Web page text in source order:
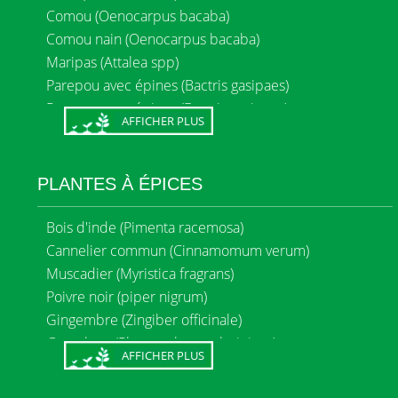
Cedrat (Citrus medica)
Cerise cotelette (Eugenia uniflora)
Cerise peyi/ acerola (Malpighia punicifolia ou
emarginata)
Cerisier jamaïque (Muntingia calabura)
Chataigne peyi (Artocarpus altilis var. seminifera)
Combava (Citrus hystrix)
Corossol (Annona muricata)
Couzou (Passiflora sp.)
Coeur de bœuf (Annona reticulata)
Cupuaçu (Theobroma grandiflorum)
Fruit à pain (Artocarpus altilis)
Génipa (Genipa americana)
Goyave rose - diverses variétés (Psidium guajava)
Goyave orange (Psidium guajava)
Comou (Oenocarpus bacaba)
Comou nain (Oenocarpus bacaba)
Maripas (Attalea spp)
Parepou avec épines (Bactris gasipaes)
Parepou sans épines (Bactris gasipaes)
Patawa (Oenocarpus bataua)
Wassaï (Manicaria saccifera)
AFFICHER PLUS
PLANTES À ÉPICES
Bois d'inde (Pimenta racemosa)
Cannelier commun (Cinnamomum verum)
Muscadier (Myristica fragrans)
Poivre noir (piper nigrum)
Gingembre (Zingiber officinale)
Gros thym (Plectranthus amboinicus)
AFFICHER PLUS